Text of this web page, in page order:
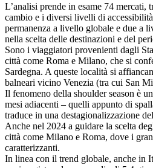
L’analisi prende in esame 74
cambio e i diversi livelli di
permanenza a livello globale e due a
nella scelta delle destinazioni e del
Sono i viaggiatori provenienti dagli
città come Roma e Milano, che si
Sardegna. A queste località si
balneari vicino Venezia (tra cui San
Il fenomeno della shoulder season è
mesi adiacenti – quelli appunto di
traduce in una destagionalizzazione
Anche nel 2024 a guidare la scelta
città come Milano e Roma, dove i
caratterizzanti.
In linea con il trend globale, anche in